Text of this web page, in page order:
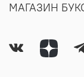
МАГАЗИН